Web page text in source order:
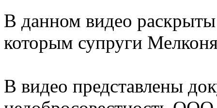
В данном видео
которым супруги
В видео представлены